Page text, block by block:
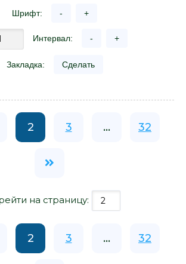
Шрифт: - +
Интервал: - +
Закладка: Сделать
2 3 ... 32
на страницу:
2 3 ... 32